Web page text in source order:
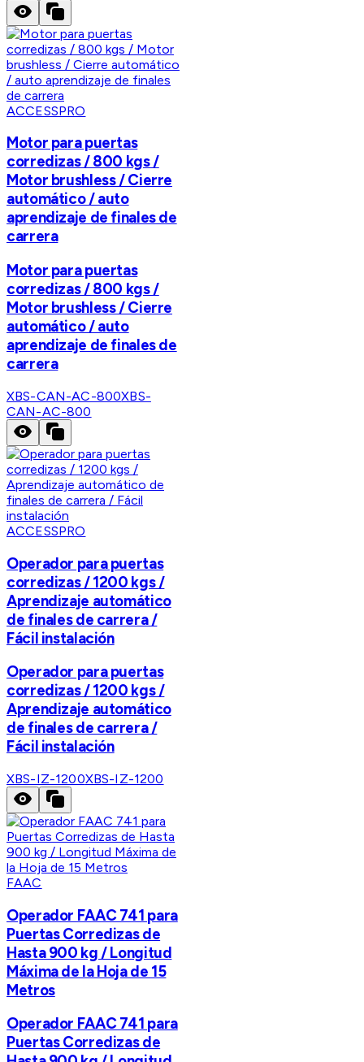
ACCESSPRO
Motor para puertas
corredizas / 800 kgs /
Motor brushless / Cierre
automático / auto
aprendizaje de finales de
carrera
Motor para puertas
corredizas / 800 kgs /
Motor brushless / Cierre
automático / auto
aprendizaje de finales de
carrera
XBS-CAN-AC-800XBS-
CAN-AC-800
ACCESSPRO
Operador para puertas
corredizas / 1200 kgs /
Aprendizaje automático
de finales de carrera /
Fácil instalación
Operador para puertas
corredizas / 1200 kgs /
Aprendizaje automático
de finales de carrera /
Fácil instalación
XBS-IZ-1200XBS-IZ-1200
FAAC
Operador FAAC 741 para
Puertas Corredizas de
Hasta 900 kg / Longitud
Máxima de la Hoja de 15
Metros
Operador FAAC 741 para
Puertas Corredizas de